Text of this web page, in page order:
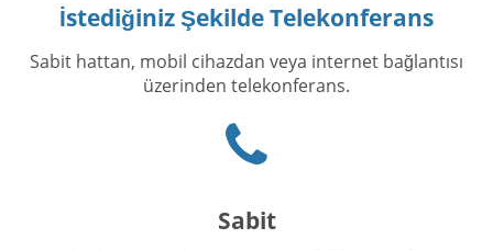
İstediğiniz Şekilde Telekonferans
Sabit hattan, mobil cihazdan veya internet bağlantısı
üzerinden telekonferans.
icon
Sabit